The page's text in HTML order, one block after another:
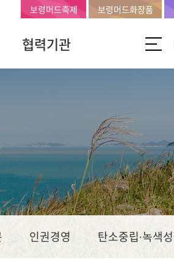
협력기관
보령머드축제 보령머드화장품
인권경영 탄소중립∙녹색